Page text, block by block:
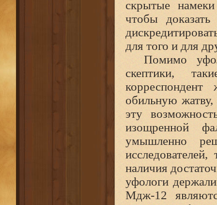
скрытые
чтобы
для того и для
Помимо
скептики,
обильную жатву,
эту
изощренной
умышленно
наличия
уфологи
Мдж‑12